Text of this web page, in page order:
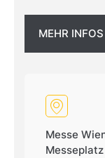
MEHR INFOS
Messe